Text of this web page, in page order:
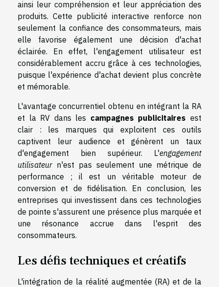
ainsi leur compréhension et leur appréciation des
produits. Cette publicité interactive renforce non
seulement la confiance des consommateurs, mais
elle favorise également une décision d'achat
éclairée. En effet, l'engagement utilisateur est
considérablement accru grâce à ces technologies,
puisque l'expérience d'achat devient plus concrète
et mémorable.
L'avantage concurrentiel obtenu en intégrant la RA
et la RV dans les campagnes publicitaires est
clair : les marques qui exploitent ces outils
captivent leur audience et génèrent un taux
d'engagement bien supérieur. L'engagement
utilisateur n'est pas seulement une métrique de
performance ; il est un véritable moteur de
conversion et de fidélisation. En conclusion, les
entreprises qui investissent dans ces technologies
de pointe s'assurent une présence plus marquée et
une résonance accrue dans l'esprit des
consommateurs.
Les défis techniques et créatifs
L'intégration de la réalité augmentée (RA) et de la